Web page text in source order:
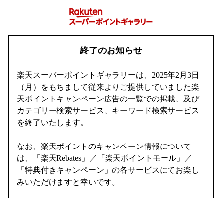
終了のお知らせ
楽天スーパーポイントギャラリーは、2025年2月3日
（月）をもちまして従来よりご提供していました楽
天ポイントキャンペーン広告の一覧での掲載、及び
カテゴリー検索サービス、キーワード検索サービス
を終了いたします。
なお、楽天ポイントのキャンペーン情報について
は、「楽天Rebates」／「楽天ポイントモール」／
「特典付きキャンペーン」の各サービスにてお楽し
みいただけますと幸いです。